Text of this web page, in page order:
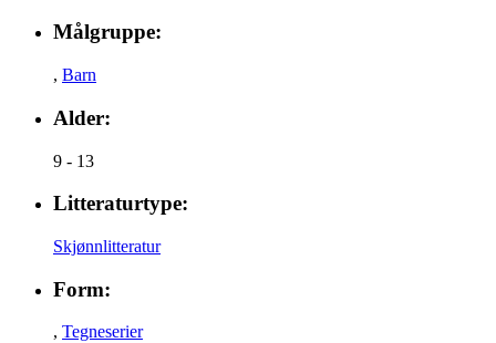
Målgruppe:
, Barn
Alder:
9 - 13
Litteraturtype:
Skjønnlitteratur
Form:
, Tegneserier